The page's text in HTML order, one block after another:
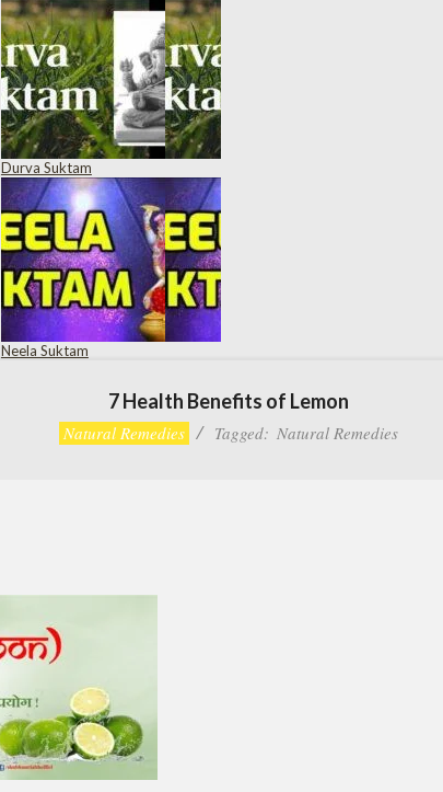
Durva Suktam
Neela Suktam
7 Health Benefits of Lemon
Natural Remedies Tagged: Natural Remedies